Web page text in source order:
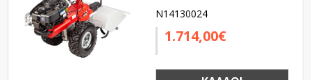
N14130024
1.714,00€